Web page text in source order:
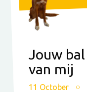
Jouw
van mij
11 October